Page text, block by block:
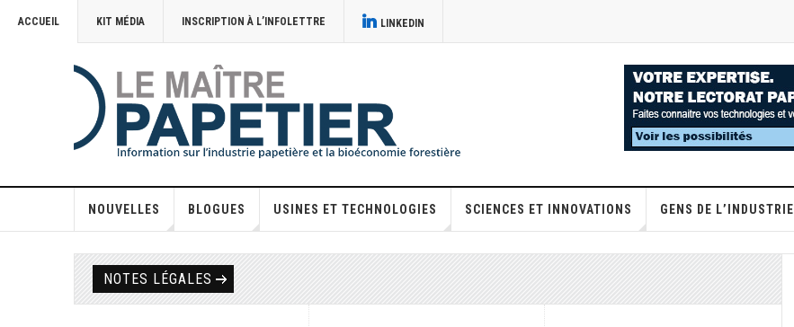
ACCUEIL KIT MÉDIA INSCRIPTION À L’INFOLETTRE LINKEDIN
NOUVELLES BLOGUES USINES ET TECHNOLOGIES SCIENCES ET INNOVATIONS GENS DE L’INDUSTRIE
NOTES LÉGALES